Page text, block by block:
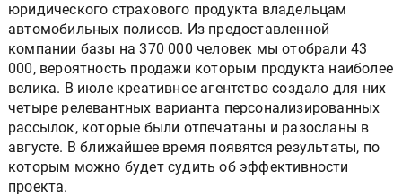
юридического страхового продукта владельцам
автомобильных полисов. Из предоставленной
компании базы на 370 000 человек мы отобрали 43
000, вероятность продажи которым продукта наиболее
велика. В июле креативное агентство создало для них
четыре релевантных варианта персонализированных
рассылок, которые были отпечатаны и разосланы в
августе. В ближайшее время появятся результаты, по
которым можно будет судить об эффективности
проекта.